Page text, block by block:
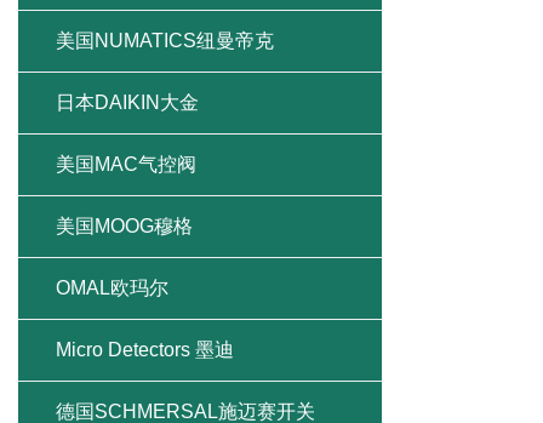
美国NUMATICS纽曼帝克
日本DAIKIN大金
美国MAC气控阀
美国MOOG穆格
OMAL欧玛尔
Micro Detectors 墨迪
德国SCHMERSAL施迈赛开关